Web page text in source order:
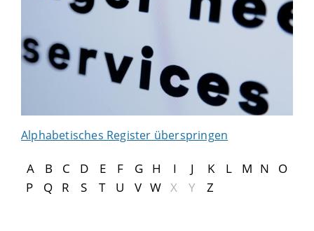
Alphabetisches Register überspringen
A B C D E F G H I J K L M N
O
P
Q R S T U V W X Y Z